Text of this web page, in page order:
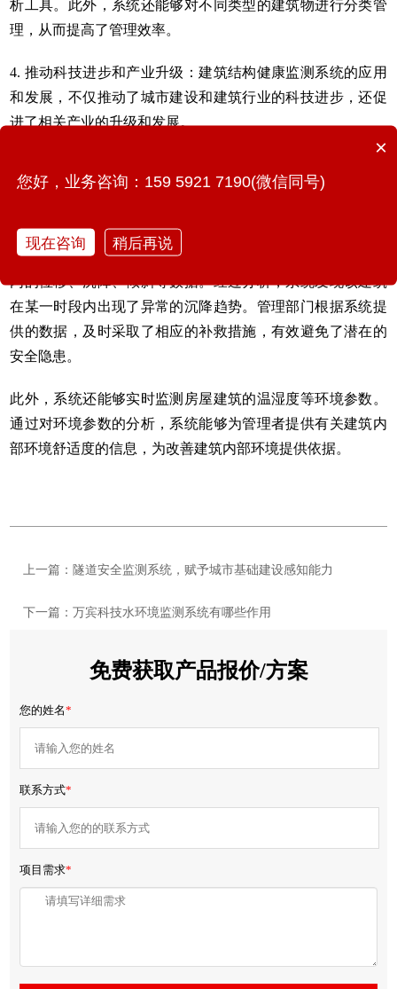
析工具。此外，系统还能够对不同类型的建筑物进行分类管
理，从而提高了管理效率。
4. 推动科技进步和产业升级：建筑结构健康监测系统的应用
和发展，不仅推动了城市建设和建筑行业的科技进步，还促
进了相关产业的升级和发展。
5G/4G、北斗卫星导航、大数据、边缘算力等多种先进技
以某高层建筑为例，系统实时监测到了该建筑在不同时间段
内的位移、沉降、倾斜等数据。经过分析，系统发现该建筑
在某一时段内出现了异常的沉降趋势。管理部门根据系统提
供的数据，及时采取了相应的补救措施，有效避免了潜在的
安全隐患。
此外，系统还能够实时监测房屋建筑的温湿度等环境参数。
通过对环境参数的分析，系统能够为管理者提供有关建筑内
部环境舒适度的信息，为改善建筑内部环境提供依据。
上一篇：隧道安全监测系统，赋予城市基础建设感知能力
下一篇：万宾科技水环境监测系统有哪些作用
免费获取产品报价/方案
您的姓名*
联系方式*
项目需求*
×
您好，业务咨询：159 5921 7190(微信同号)
现在咨询 稍后再说